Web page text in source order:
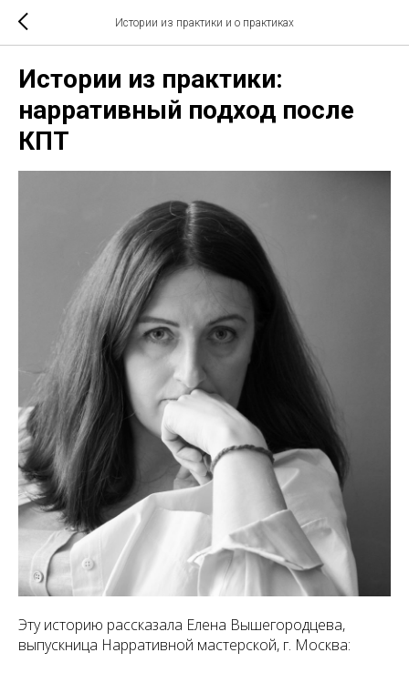
Истории из практики и о практиках
Истории из практики:
нарративный подход после
КПТ
Эту историю рассказала Елена Вышегородцева,
выпускница Нарративной мастерской, г. Москва: